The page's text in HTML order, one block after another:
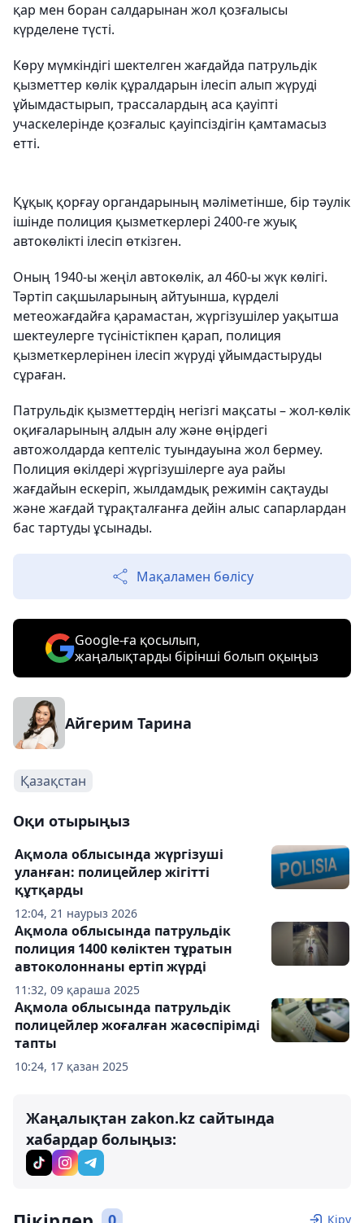
қар мен боран салдарынан жол қозғалысы
күрделене түсті.
Көру мүмкіндігі шектелген жағдайда патрульдік
қызметтер көлік құралдарын ілесіп алып жүруді
ұйымдастырып, трассалардың аса қауіпті
учаскелерінде қозғалыс қауіпсіздігін қамтамасыз
етті.
Құқық қорғау органдарының мәліметінше, бір тәулік
ішінде полиция қызметкерлері 2400-ге жуық
автокөлікті ілесіп өткізген.
Оның 1940-ы жеңіл автокөлік, ал 460-ы жүк көлігі.
Тәртіп сақшыларының айтуынша, күрделі
метеожағдайға қарамастан, жүргізушілер уақытша
шектеулерге түсіністікпен қарап, полиция
қызметкерлерінен ілесіп жүруді ұйымдастыруды
сұраған.
Патрульдік қызметтердің негізгі мақсаты – жол-көлік
оқиғаларының алдын алу және өңірдегі
автожолдарда кептеліс туындауына жол бермеу.
Полиция өкілдері жүргізушілерге ауа райы
жағдайын ескеріп, жылдамдық режимін сақтауды
және жағдай тұрақталғанға дейін алыс сапарлардан
бас тартуды ұсынады.
Мақаламен бөлісу
Google-ға қосылып,
жаңалықтарды бірінші болып оқыңыз
Айгерим Тарина
Қазақстан
Оқи отырыңыз
12:04, 21 наурыз 2026
Ақмола облысында жүргізуші
уланған: полицейлер жігітті
құтқарды
11:32, 09 қараша 2025
Ақмола облысында патрульдік
полиция 1400 көліктен тұратын
автоколоннаны ертіп жүрді
10:24, 17 қазан 2025
Ақмола облысында патрульдік
полицейлер жоғалған жасөспірімді
тапты
Жаңалықтан zakon.kz сайтында
хабардар болыңыз:
Кіру